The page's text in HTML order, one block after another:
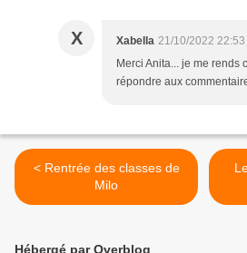
X Xabella 21/10/2022 22:53
Merci Anita... je me rends
répondre aux
< Rentrée des classes de
Milo
Hébergé par Overblog